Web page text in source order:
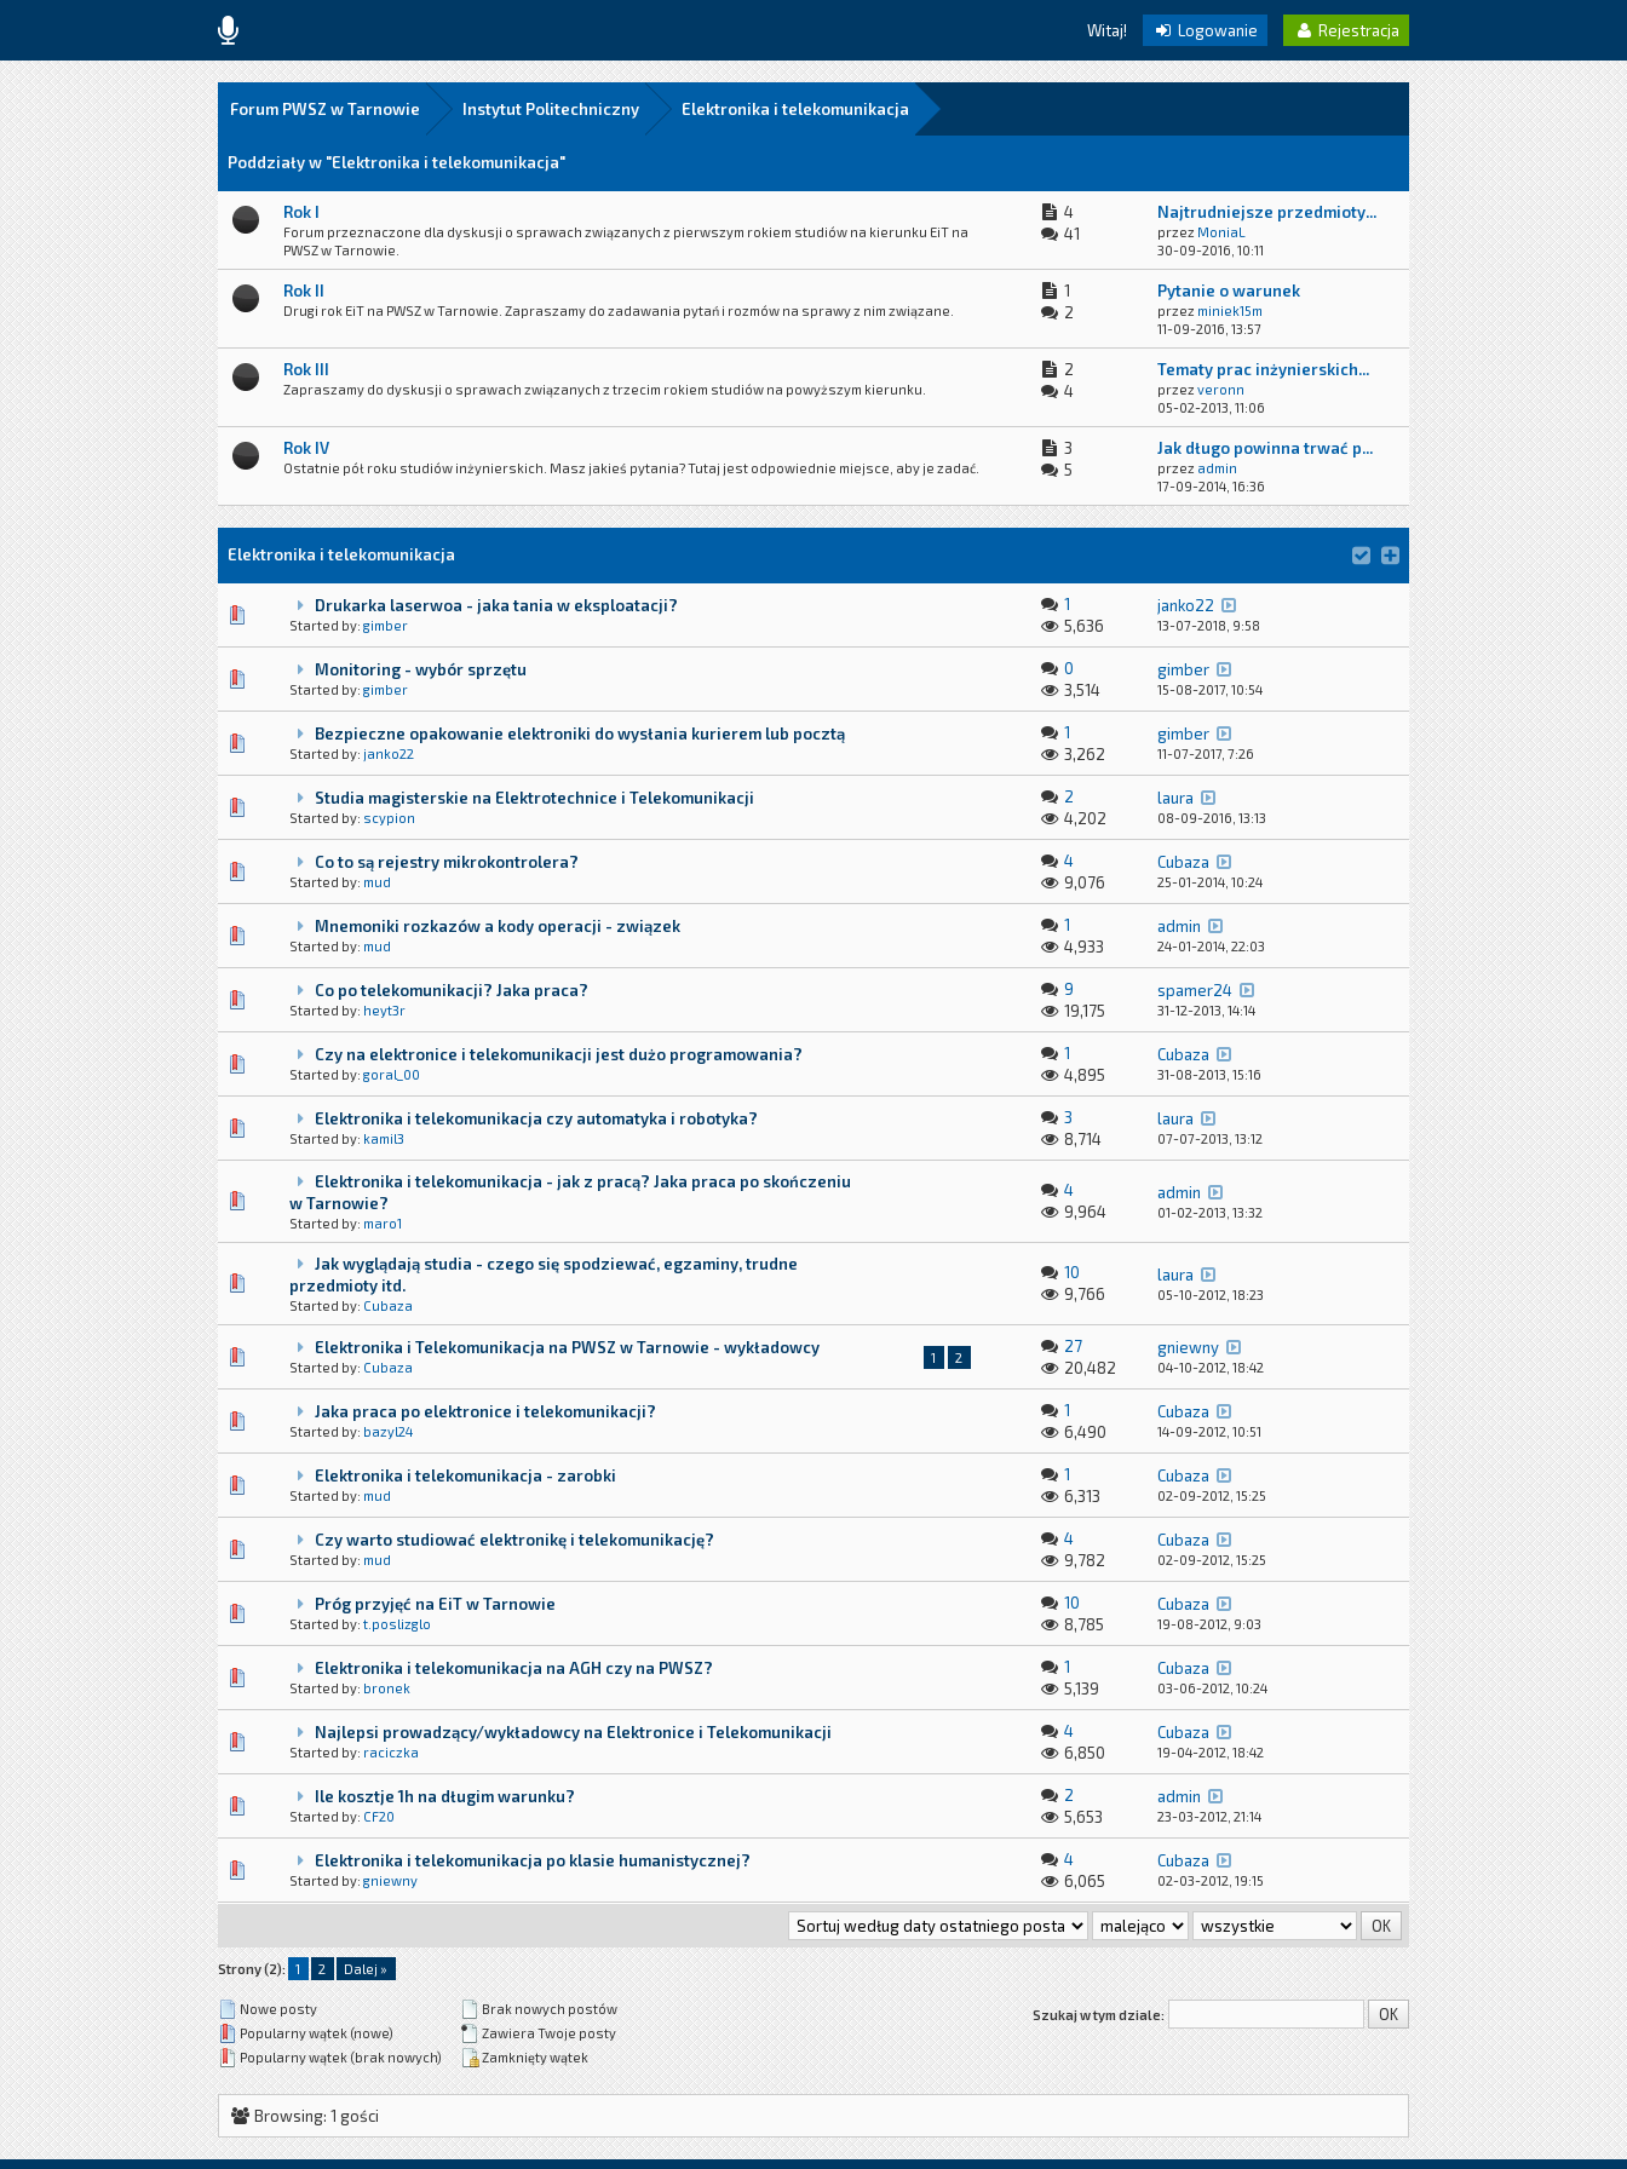
Witaj! Logowanie Rejestracja
Forum PWSZ w Tarnowie Instytut Politechniczny Elektronika i telekomunikacja
Poddziały w "Elektronika i telekomunikacja"
Rok I
Forum przeznaczone dla dyskusji o sprawach związanych z pierwszym rokiem studiów na kierunku EiT na
PWSZ w Tarnowie.
4
41
Najtrudniejsze przedmioty...
przez MoniaL
30-09-2016, 10:11
Rok II
Drugi rok EiT na PWSZ w Tarnowie. Zapraszamy do zadawania pytań i rozmów na sprawy z nim związane.
1
2
Pytanie o warunek
przez miniek15m
11-09-2016, 13:57
Rok III
Zapraszamy do dyskusji o sprawach związanych z trzecim rokiem studiów na powyższym kierunku.
2
4
Tematy prac inżynierskich...
przez veronn
05-02-2013, 11:06
Rok IV
Ostatnie pół roku studiów inżynierskich. Masz jakieś pytania? Tutaj jest odpowiednie miejsce, aby je zadać.
3
5
Jak długo powinna trwać p...
przez admin
17-09-2014, 16:36
Elektronika i telekomunikacja
Drukarka laserwoa - jaka tania w eksploatacji?
Started by: gimber
1
5,636
janko22
13-07-2018, 9:58
Monitoring - wybór sprzętu
Started by: gimber
0
3,514
gimber
15-08-2017, 10:54
Bezpieczne opakowanie elektroniki do wysłania kurierem lub pocztą
Started by: janko22
1
3,262
gimber
11-07-2017, 7:26
Studia magisterskie na Elektrotechnice i Telekomunikacji
Started by: scypion
2
4,202
laura
08-09-2016, 13:13
Co to są rejestry mikrokontrolera?
Started by: mud
4
9,076
Cubaza
25-01-2014, 10:24
Mnemoniki rozkazów a kody operacji - związek
Started by: mud
1
4,933
admin
24-01-2014, 22:03
Co po telekomunikacji? Jaka praca?
Started by: heyt3r
9
19,175
spamer24
31-12-2013, 14:14
Czy na elektronice i telekomunikacji jest dużo programowania?
Started by: goral_00
1
4,895
Cubaza
31-08-2013, 15:16
Elektronika i telekomunikacja czy automatyka i robotyka?
Started by: kamil3
3
8,714
laura
07-07-2013, 13:12
Elektronika i telekomunikacja - jak z pracą? Jaka praca po skończeniu
w Tarnowie?
Started by: maro1
4
9,964
admin
01-02-2013, 13:32
Jak wyglądają studia - czego się spodziewać, egzaminy, trudne
przedmioty itd.
Started by: Cubaza
10
9,766
laura
05-10-2012, 18:23
Elektronika i Telekomunikacja na PWSZ w Tarnowie - wykładowcy
Started by: Cubaza
1 2
27
20,482
gniewny
04-10-2012, 18:42
Jaka praca po elektronice i telekomunikacji?
Started by: bazyl24
1
6,490
Cubaza
14-09-2012, 10:51
Elektronika i telekomunikacja - zarobki
Started by: mud
1
6,313
Cubaza
02-09-2012, 15:25
Czy warto studiować elektronikę i telekomunikację?
Started by: mud
4
9,782
Cubaza
02-09-2012, 15:25
Próg przyjęć na EiT w Tarnowie
Started by: t.poslizglo
10
8,785
Cubaza
19-08-2012, 9:03
Elektronika i telekomunikacja na AGH czy na PWSZ?
Started by: bronek
1
5,139
Cubaza
03-06-2012, 10:24
Najlepsi prowadzący/wykładowcy na Elektronice i Telekomunikacji
Started by: raciczka
4
6,850
Cubaza
19-04-2012, 18:42
Ile kosztje 1h na długim warunku?
Started by: CF20
2
5,653
admin
23-03-2012, 21:14
Elektronika i telekomunikacja po klasie humanistycznej?
Started by: gniewny
4
6,065
Cubaza
02-03-2012, 19:15
Strony (2): 1 2 Dalej »
Nowe posty
Popularny wątek (nowe)
Popularny wątek (brak nowych)
Brak nowych postów
Zawiera Twoje posty
Zamknięty wątek
Szukaj w tym dziale:
Browsing: 1 gości